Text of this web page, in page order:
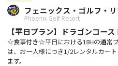
フェニックス・ゴルフ・
Phoenix Golf Resort
【平日プラン】ドラゴンコー
☆食事付き☆平日における18Hの通常
は、お一人様につき1/2レンタルカー
ます。